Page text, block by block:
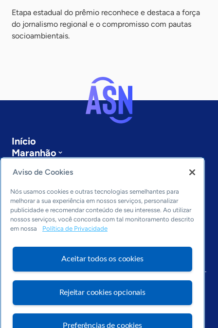
Etapa estadual do prêmio reconhece e destaca a força
do jornalismo regional e o compromisso com pautas
socioambientais.
Início
Maranhão
Últimas notícias
Entre em contato
Editorias
Economia & Política
Inovação & Tecnologia
Aviso de Cookies
Nós usamos cookies e outras tecnologias semelhantes para
melhorar a sua experiência em nossos serviços, personalizar
publicidade e recomendar conteúdo de seu interesse. Ao utilizar
nossos serviços, você concorda com tal monitoramento descrito
em nossa
Política de Privacidade
Aceitar todos os cookies
Rejeitar cookies opcionais
Preferências de cookies